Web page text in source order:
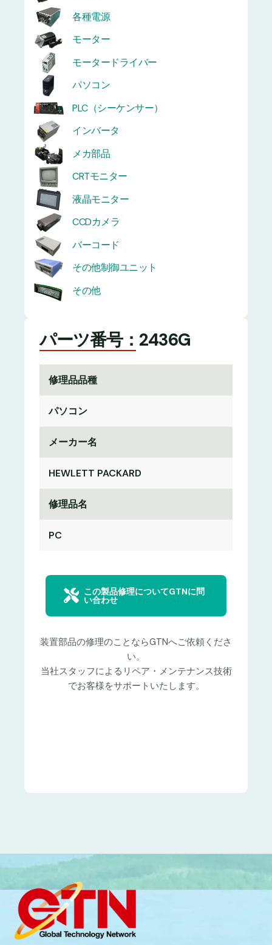
各種電源
モーター
モータードライバー
パソコン
PLC（シーケンサー）
インバータ
メカ部品
CRTモニター
液晶モニター
CCDカメラ
バーコード
その他制御ユニット
その他
パーツ番号：2436G
修理品品種
パソコン
メーカー名
HEWLETT PACKARD
修理品名
PC
この製品修理についてGTNに問
い合わせ
装置部品の修理のことならGTNへご依頼くださ
い。
当社スタッフによるリペア・メンテナンス技術
でお客様をサポートいたします。